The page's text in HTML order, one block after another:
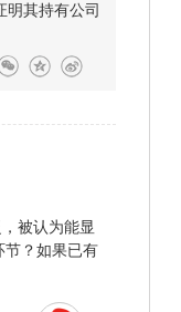
明其持有公司
被认为能显
节？如果已有